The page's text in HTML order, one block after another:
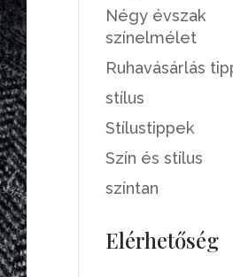
Négy évszak
színelmélet
Ruhavásárlás
stílus
Stílustippek
Szín és stílus
színtan
Elérhetőség